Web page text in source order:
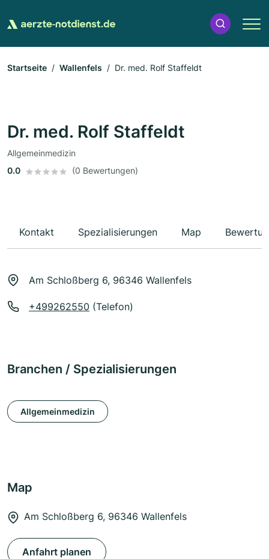
Startseite Wallenfels Dr. med. Rolf Staffeldt
Dr. med. Rolf Staffeldt
Allgemeinmedizin
0.0
(0 Bewertungen)
Kontakt Spezialisierungen Map
Am Schloßberg 6, 96346 Wallenfels
+499262550 (Telefon)
Branchen / Spezialisierungen
Allgemeinmedizin
Map
Am Schloßberg 6, 96346 Wallenfels
Anfahrt planen